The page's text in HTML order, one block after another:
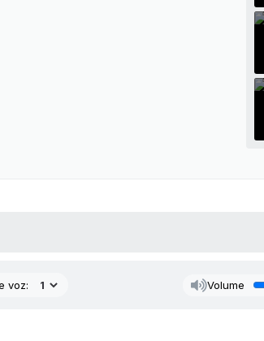
voz: Volume